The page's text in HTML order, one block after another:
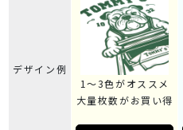
デザイン例
1～3色がオススメ
大量枚数がお買い得